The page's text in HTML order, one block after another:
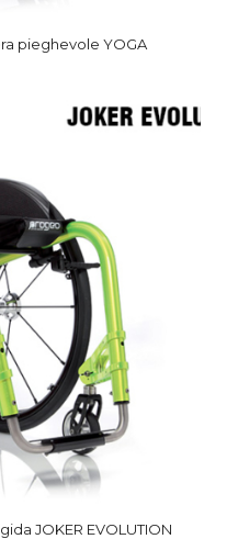
pieghevole YOGA
JOKER EVOLUTION